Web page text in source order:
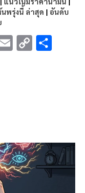
พรุ่งนี้ ล่าสุด | อันดับ
E C